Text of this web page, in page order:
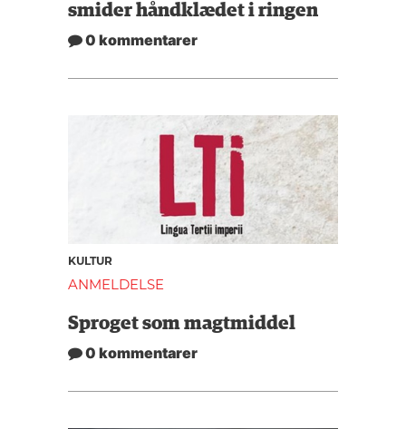
smider håndklædet i ringen
0 kommentarer
KULTUR
ANMELDELSE
Sproget som magtmiddel
0 kommentarer